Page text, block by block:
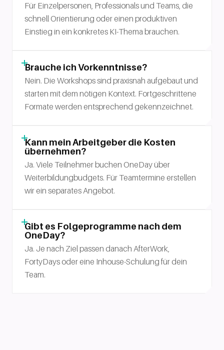
Für Einzelpersonen, Professionals und Teams, die
schnell Orientierung oder einen produktiven
Einstieg in ein konkretes KI-Thema brauchen.
Brauche ich Vorkenntnisse?
Nein. Die Workshops sind praxisnah aufgebaut und
starten mit dem nötigen Kontext. Fortgeschrittene
Formate werden entsprechend gekennzeichnet.
Kann mein Arbeitgeber die Kosten
übernehmen?
Ja. Viele Teilnehmer buchen OneDay über
Weiterbildungbudgets. Für Teamtermine erstellen
wir ein separates Angebot.
Gibt es Folgeprogramme nach dem
OneDay?
Ja. Je nach Ziel passen danach AfterWork,
FortyDays oder eine Inhouse-Schulung für dein
Team.